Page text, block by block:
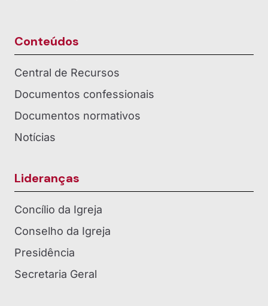
Conteúdos
Central de Recursos
Documentos confessionais
Documentos normativos
Notícias
Lideranças
Concílio da Igreja
Conselho da Igreja
Presidência
Secretaria Geral